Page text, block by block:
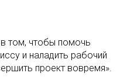
том, чтобы помочь
и наладить рабочий
проект вовремя».